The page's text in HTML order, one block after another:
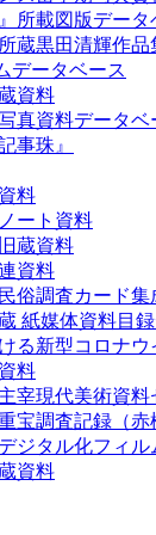
所載図版データ
蔵黒田清輝作品
データベース
資料
真資料データベ
事珠』
料
ート資料
蔵資料
資料
俗調査カード集
紙媒体資料目
る新型コロナ
料
宰現代美術資料
宝調査記録（
ジタル化フィル
資料